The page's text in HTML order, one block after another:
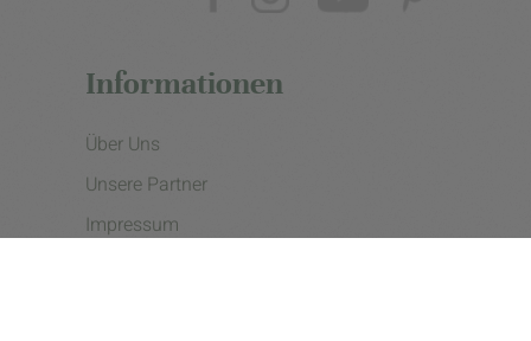
Informationen
Über Uns
Unsere Partner
Impressum